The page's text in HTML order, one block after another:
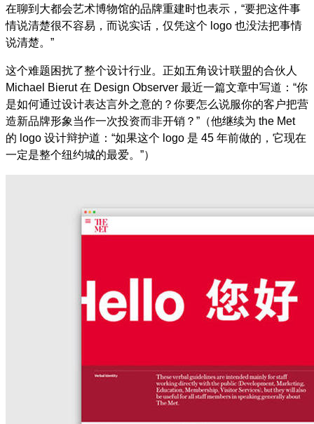
在聊到大都会艺术博物馆的品牌重建时也表示， “要把这件事
情说清楚很不容易，而说实话，仅凭这个 logo 也没法把事情
说清楚。 ”
这个难题困扰了整个设计行业。正如五角设计联盟的合伙人
Michael Bierut在 Design Observer 最近一篇文章中写道： “你
是如何通过设计表达言外之意的？你要怎么说服你的客户把营
造新品牌形象当作一次投资而非开销？ ” （他继续为 the Met
的 logo 设计辩护道： “如果这个 logo 是 45 年前做的，它现在
一定是整个纽约城的最爱。 ”）